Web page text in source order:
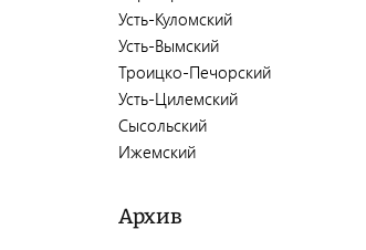
Усть-Куломский
Усть-Вымский
Троицко-Печорский
Усть-Цилемский
Сысольский
Ижемский
Архив